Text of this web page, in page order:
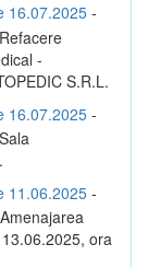
16.07.2025 -
-
S.R.L.
16.07.2025 -
11.06.2025 -
ora